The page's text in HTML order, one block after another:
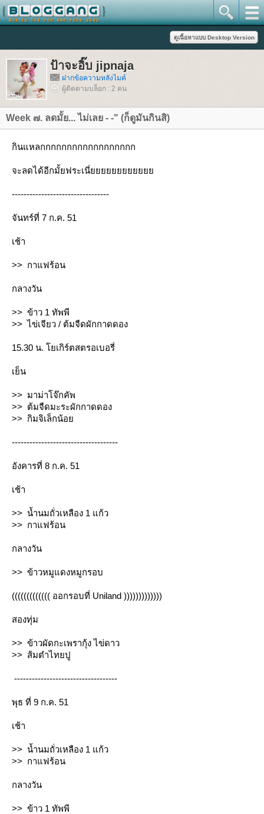
ป้าจะอิ๊บ jipnaja
ฝากข้อความหลังไมค์
ผู้ติดตามบล็อก : 2 คน
Week ๗. ลดมั้ย... ไม่เลย - -" (ก็ดูมันกินสิ)
กินแหลกกกกกกกกกกกกกกกกกก
จะลดได้อีกมั้ยฟระเนี่
---------------------------------
จันทร์ที่ 7 ก.ค. 51
เช้า
>> กาแฟร้อน
กลางวัน
>> ข้าว 1 ทัพพี
>> ไข่เจียว / ต้มจืดผักกาดดอง
15.30 น. โยเกิร์ตสตรอเบอรี่
เย็น
>> มาม่าโจ๊กคัพ
>> ต้มจืดมะระผักกาดดอง
>> กิมจิเล็กน้อ
------------------------------------
อังคารที่ 8 ก.ค. 51
เช้า
>> น้ำนมถั่วเหลือง 1 แก้ว
>> กาแฟร้อน
กลางวัน
>> ข้าวหมูแดงหมูกรอบ
((((((((((((( ออกรอบที่ Uniland )))))))))))))
สองทุ่ม
>> ข้าวผัดกะเพรากุ้ง ไข่ดาว
>> ส้มตำไทยปู
-----------------------------------
พุธ ที่ 9 ก.ค. 51
เช้า
>> น้ำนมถั่วเหลือง 1 แก้ว
>> กาแฟร้อน
กลางวัน
>> ข้าว 1 ทัพพี